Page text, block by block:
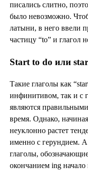
писались слитно,
было невозможно.
латыни, в него ввели
частицу “to” и глагол
Start to do или
Такие глаголы как
инфинитивом, так и с
являются
время. Однако,
неуклонно растет
именно с герундием. А
глаголы,
окончанием ing начало